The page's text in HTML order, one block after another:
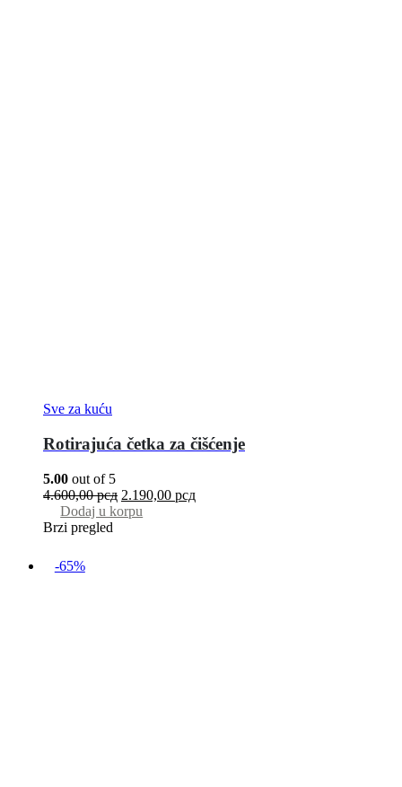
Sve za kuću
Rotirajuća četka za čišćenje
5.00 out of 5
4.600,00рсд 2.190,00 рсд
Dodaj u korpu
Brzi pregled
-65%